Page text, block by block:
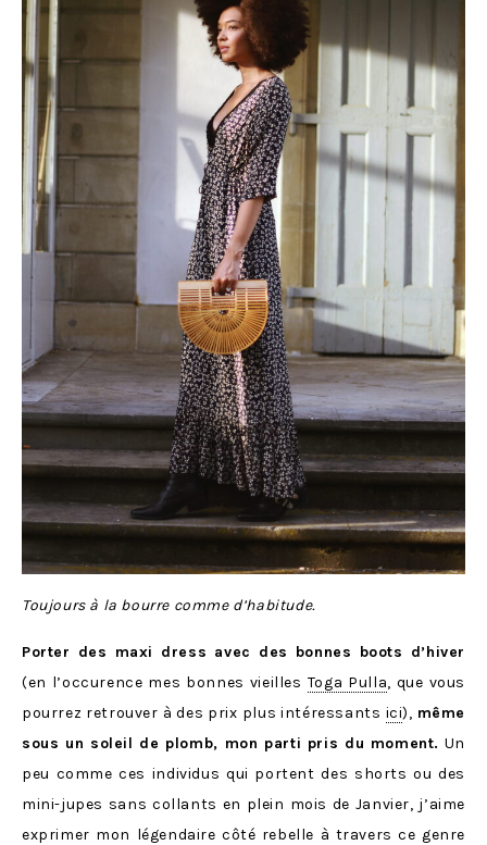
Toujours à la bourre comme d’habitude.
Porter des maxi dress avec des bonnes boots d’hiver
(en l’occurence mes bonnes vieilles Toga Pulla, que vous
pourrez retrouver à des prix plus intéressants ici), même
sous un soleil de plomb, mon parti pris du moment. Un
peu comme ces individus qui portent des shorts ou des
mini-jupes sans collants en plein mois de Janvier, j’aime
exprimer mon légendaire côté rebelle à travers ce genre